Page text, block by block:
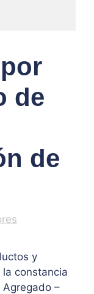
de
de
y
constancia
–